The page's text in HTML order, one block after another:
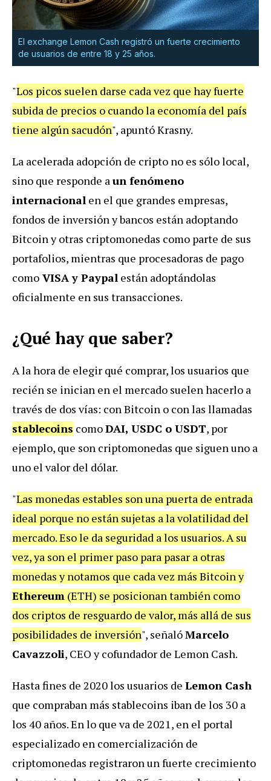
El exchange Lemon Cash registró un fuerte crecimiento
de usuarios de entre 18 y 25 años.
"Los picos suelen darse cada vez que hay fuerte
subida de precios o cuando la economía del país
tiene algún sacudón", apuntó Krasny.
La acelerada adopción de cripto no es sólo local,
sino que responde aun fenómeno
internacional en el que grandes empresas,
fondos de inversión y bancos están adoptando
Bitcoin y otras criptomonedas como parte de sus
portafolios, mientras que procesadoras de pago
como VISA y Paypal están adoptándolas
oficialmente en sus transacciones.
¿Qué hay que saber?
A la hora de elegir qué comprar, los usuarios que
recién se inician en el mercado suelen hacerlo a
través de dos vías: con Bitcoin o con las llamadas
stablecoins comoDAI, USDC o USDT, por
ejemplo, que son criptomonedas que siguen uno a
uno el valor del dólar.
"Las monedas estables son una puerta de entrada
ideal porque no están sujetas a la volatilidad del
mercado. Eso le da seguridad a los usuarios. A su
vez, ya son el primer paso para pasar a otras
monedas y notamos que cada vez más Bitcoin y
Ethereum (ETH) se posicionan también como
dos criptos de resguardo de valor, más allá de sus
posibilidades de inversión", señalóMarcelo
Cavazzoli, CEO y cofundador de Lemon Cash.
Hasta fines de 2020 los usuarios de Lemon Cash
que compraban más stablecoins iban de los 30 a
los 40 años. En lo que va de 2021, en el portal
especializado en comercialización de
criptomonedas registraron un fuerte crecimiento